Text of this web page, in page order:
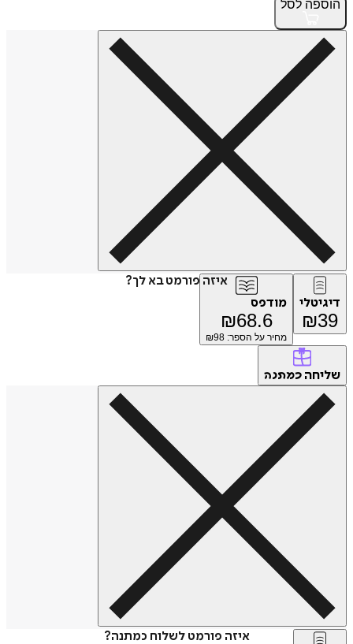
הוספה לסל
איזה פורמט בא לך?
דיגיטלי
₪39
מודפס
₪68.6
מחיר על הספר: ₪ 98
שליחה כמתנה
איזה פורמט לשלוח כמתנה?